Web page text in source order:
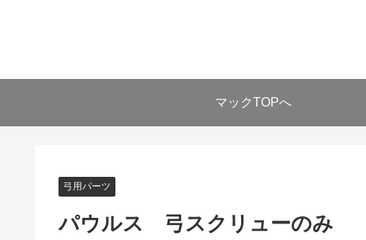
マックTOPへ
弓用パーツ
パウルス 弓スクリューのみ